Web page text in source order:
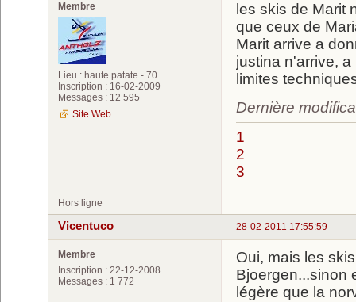
Membre
Lieu : haute patate - 70
Inscription : 16-02-2009
Messages : 12 595
Site Web
les skis de Marit
que ceux de
Marit arrive a
justina n'arrive,
limites
Dernière
1
2
3
Hors ligne
28-02-2011 17:55:59
Vicentuco
Membre
Inscription : 22-12-2008
Messages : 1 772
Oui, mais les
Bjoergen...sinon
légère que la